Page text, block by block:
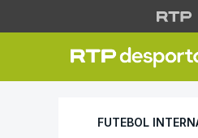
FUTEBOL